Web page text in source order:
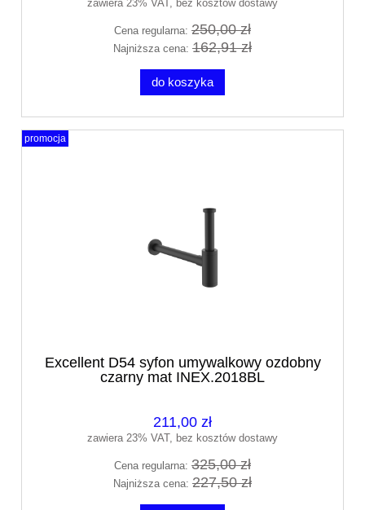
zawiera 23% VAT, bez kosztów dostawy
Cena regularna: 250,00 zł
Najniższa cena: 162,91 zł
do koszyka
Excellent D54 syfon umywalkowy ozdobny
czarny mat INEX.2018BL
211,00 zł
zawiera 23% VAT, bez kosztów dostawy
Cena regularna: 325,00 zł
Najniższa cena: 227,50 zł
promocja